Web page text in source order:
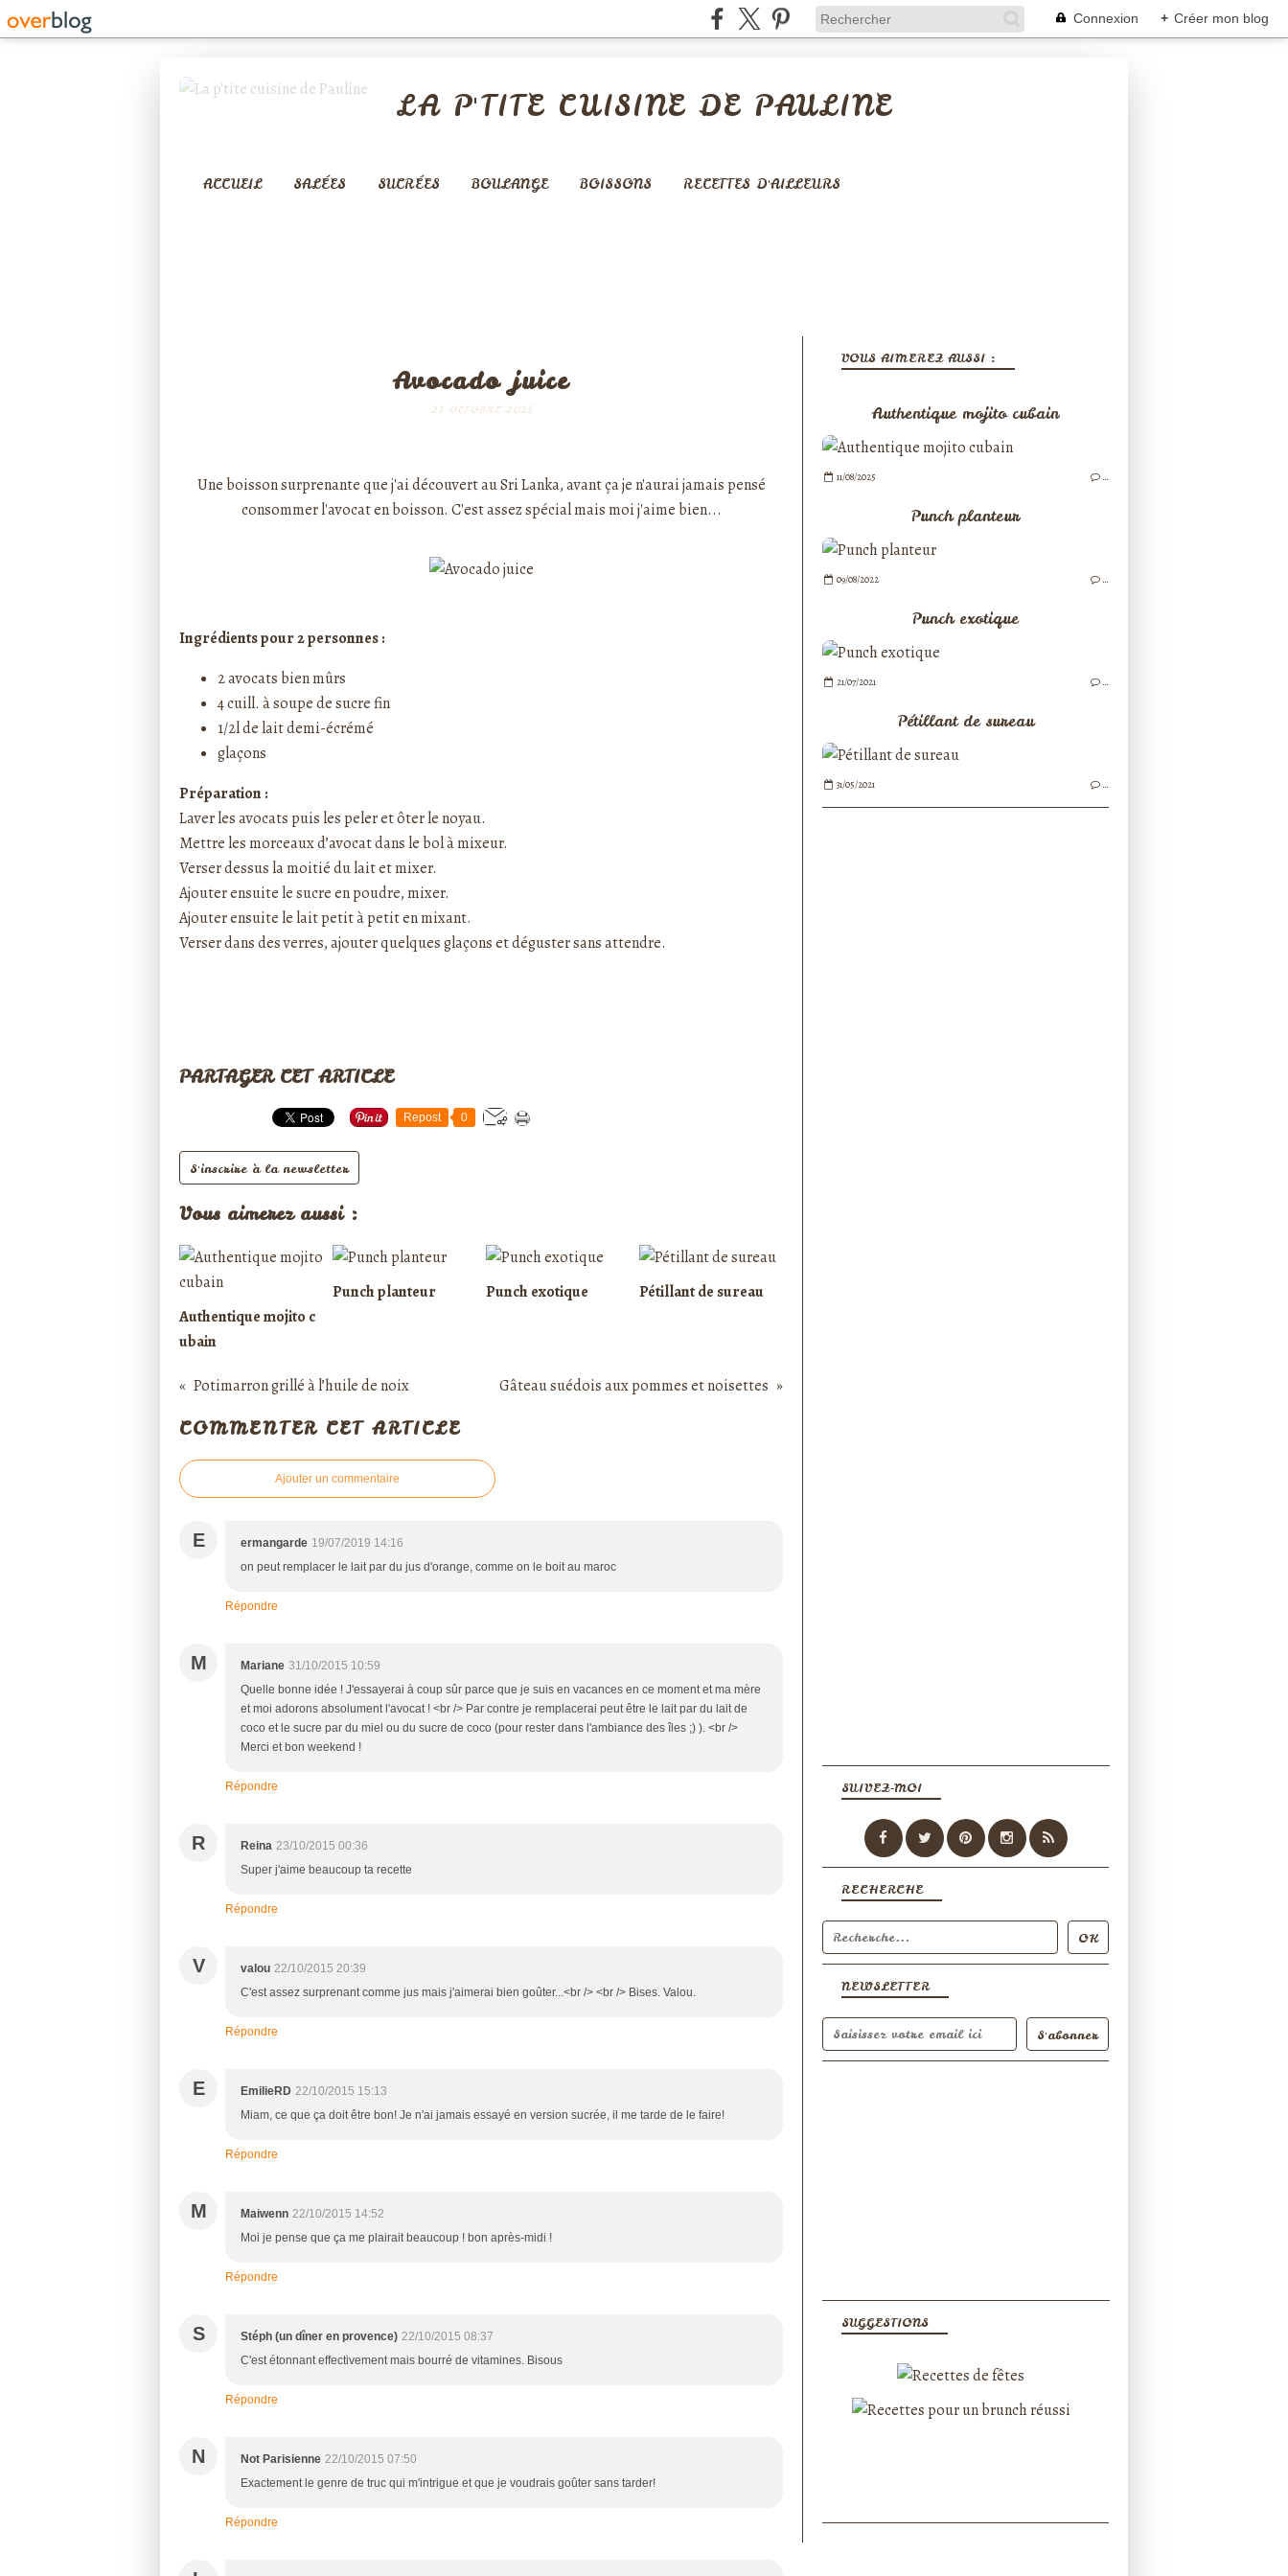
Connexion + Créer mon blog
LA P'TITE CUISINE DE PAULINE
ACCUEIL SALÉES SUCRÉES BOULANGE BOISSONS RECETTES D'AILLEURS
Avocado juice
21 OCTOBRE 2015
Une boisson surprenante que j'ai découvert au Sri Lanka, avant ça je n'aurai jamais pensé
consommer l'avocat en boisson. C'est assez spécial mais moi j'aime bien...
Ingrédients pour 2 personnes :
2 avocats bien mûrs
4 cuill. à soupe de sucre fin
1/2l de lait demi-écrémé
glaçons
Préparation :
Laver les avocats puis les peler et ôter le noyau.
Mettre les morceaux d’avocat dans le bol à mixeur.
Verser dessus la moitié du lait et mixer.
Ajouter ensuite le sucre en poudre, mixer.
Ajouter ensuite le lait petit à petit en mixant.
Verser dans des verres, ajouter quelques glaçons et déguster sans attendre.
PARTAGER CET ARTICLE
Repost 0
S'inscrire à la newsletter
Vous aimerez aussi :
Authentique mojito c
ubain
Punch planteur Punch exotique Pétillant de sureau
Potimarron grillé à l’huile de noix Gâteau suédois aux pommes et noisettes
COMMENTER CET ARTICLE
Ajouter un commentaire
E ermangarde 19/07/2019 14:16
on peut remplacer le lait par du jus d'orange, comme on le boit au maroc
Répondre
M Mariane 31/10/2015 10:59
Quelle bonne idée ! J'essayerai à coup sûr parce que je suis en vacances en ce moment et ma mère
et moi adorons absolument l'avocat ! <br /> Par contre je remplacerai peut être le lait par du lait de
coco et le sucre par du miel ou du sucre de coco (pour rester dans l'ambiance des îles ;) ). <br />
Merci et bon weekend !
Répondre
R Reina 23/10/2015 00:36
Super j'aime beaucoup ta recette
Répondre
V valou 22/10/2015 20:39
C'est assez surprenant comme jus mais j'aimerai bien goûter...<br /> <br /> Bises. Valou.
Répondre
E EmilieRD 22/10/2015 15:13
Miam, ce que ça doit être bon! Je n'ai jamais essayé en version sucrée, il me tarde de le faire!
Répondre
M Maiwenn 22/10/2015 14:52
Moi je pense que ça me plairait beaucoup ! bon après-midi !
Répondre
S Stéph (un dîner en provence) 22/10/2015 08:37
C'est étonnant effectivement mais bourré de vitamines. Bisous
Répondre
N Not Parisienne 22/10/2015 07:50
Exactement le genre de truc qui m'intrigue et que je voudrais goûter sans tarder!
Répondre
NEWSLETTER
SUIVEZ-MOI
RECHERCHE
VOUS AIMEREZ AUSSI :
Authentique mojito cubain
11/08/2025 …
Punch planteur
09/08/2022 …
Punch exotique
21/07/2021 …
Pétillant de sureau
31/05/2021 …
SUGGESTIONS